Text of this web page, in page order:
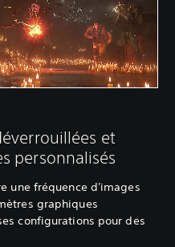
et
personnalisés
une fréquence d'images
graphiques
configurations pour des